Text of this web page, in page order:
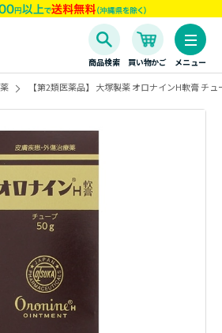
商品検索 買い物かご メニュー
【第2類医薬品】 大塚製薬 オロナインH軟膏 チ